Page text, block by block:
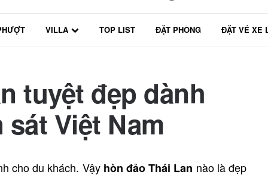
VILLA TOP LIST ĐẶT PHÒNG ĐẶT VÉ XE
tuyệt đẹp dành
Việt Nam
cho du khách. Vậy hòn đảo Thái Lan nào là đẹp